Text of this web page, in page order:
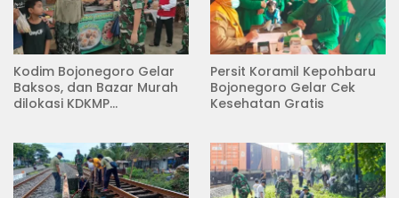
Kodim Bojonegoro Gelar
Baksos, dan Bazar Murah
dilokasi KDKMP
Persit Koramil Kepohbaru
Bojonegoro Gelar Cek
Kesehatan Gratis